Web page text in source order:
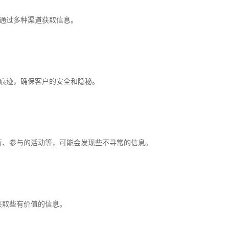
多种渠道获取信息。
，确保客户的安全和隐秘。
参与的活动等，可能会发现些不寻常的信息。
些有价值的信息。